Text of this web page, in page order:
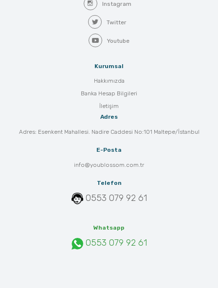
Instagram
Twitter
Youtube
Kurumsal
Hakkımızda
Banka Hesap Bilgileri
İletişim
Adres
Adres: Esenkent Mahallesi. Nadire Caddesi No:101 Maltepe/İstanbul
E-Posta
info@youblossom.com.tr
Telefon
0553 079 92 61
Whatsapp
0553 079 92 61